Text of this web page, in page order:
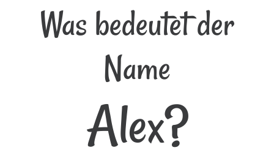
Was bedeutet der
Name
Alex?